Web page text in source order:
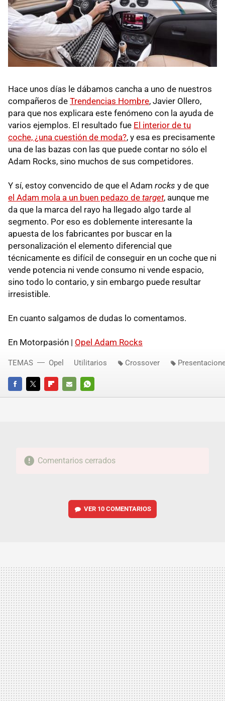
Hace unos días le dábamos cancha a uno de nuestros
compañeros de Trendencias Hombre, Javier Ollero,
para que nos explicara este fenómeno con la ayuda de
varios ejemplos. El resultado fue El interior de tu
coche, ¿una cuestión de moda?, y esa es precisamente
una de las bazas con las que puede contar no sólo el
Adam Rocks, sino muchos de sus competidores.
Y sí, estoy convencido de que el Adam rocks y de que
el Adam mola a un buen pedazo de target, aunque me
da que la marca del rayo ha llegado algo tarde al
segmento. Por eso es doblemente interesante la
apuesta de los fabricantes por buscar en la
personalización el elemento diferencial que
técnicamente es difícil de conseguir en un coche que ni
vende potencia ni vende consumo ni vende espacio,
sino todo lo contario, y sin embargo puede resultar
irresistible.
En cuanto salgamos de dudas lo comentamos.
En Motorpasión | Opel Adam Rocks
FACEBOOKTWITTERFLIPBOARD
E-
WHATSAPP
TEMAS Opel Utilitarios Crossover
Comentarios cerrados
VER 10 COMENTARIOS